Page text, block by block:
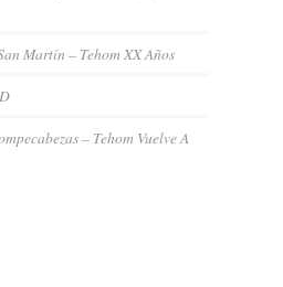
Martín – Tehom XX Años
– Tehom Vuelve A